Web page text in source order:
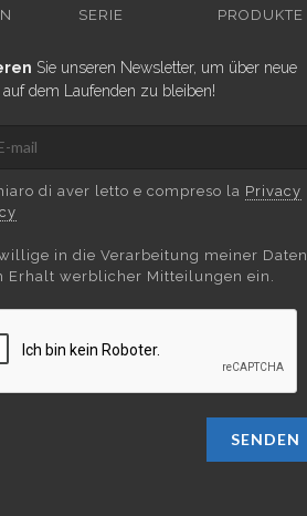
SERIE PRODUKTE
Sie unseren Newsletter, um über neue
auf dem Laufenden zu bleiben!
di aver letto e compreso la Privacy
in die Verarbeitung meiner Daten
Erhalt werblicher Mitteilungen ein.
SENDEN